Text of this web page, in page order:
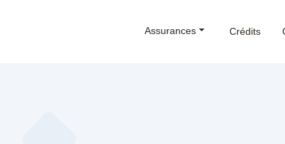
Assurances Crédits